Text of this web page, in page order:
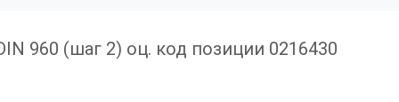
960 (шаг 2) оц. код позиции 0216430